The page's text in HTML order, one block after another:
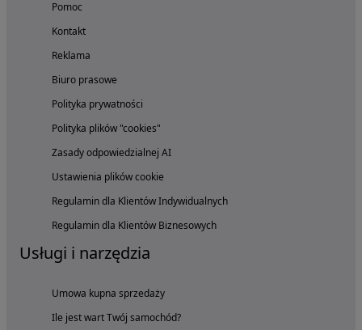
Pomoc
Kontakt
Reklama
Biuro prasowe
Polityka prywatności
Polityka plików "cookies"
Zasady odpowiedzialnej AI
Ustawienia plików cookie
Regulamin dla Klientów Indywidualnych
Regulamin dla Klientów Biznesowych
Usługi i narzędzia
Umowa kupna sprzedaży
Ile jest wart Twój samochód?